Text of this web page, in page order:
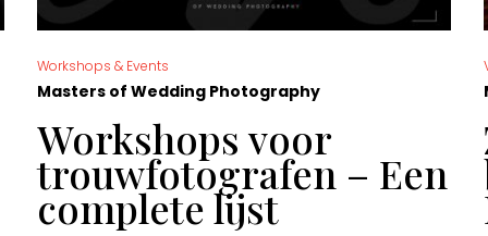
Workshops & Events
Masters of Wedding Photography
Workshops voor
trouwfotografen – Een
complete lijst